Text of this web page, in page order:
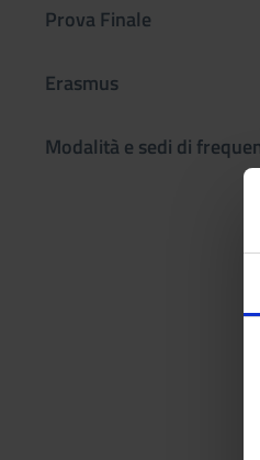
Prova Finale
Erasmus
Modalità e sedi di